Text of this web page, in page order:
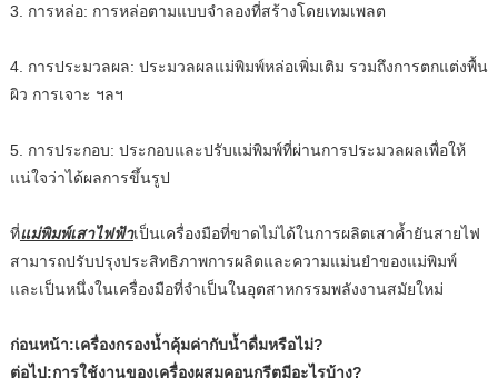
3. การหล่อ: การหล่อตามแบบจำลองที่สร้างโดยเทมเพลต
4. การประมวลผล: ประมวลผลแม่พิมพ์หล่อเพิ่มเติม รวมถึงการตกแต่งพื้น
ผิว การเจาะ ฯลฯ
5. การประกอบ: ประกอบและปรับแม่พิมพ์ที่ผ่านการประมวลผลเพื่อให้
แน่ใจว่าได้ผลการขึ้นรูป
ที่แม่พิมพ์เสาไฟฟ้าเป็นเครื่องมือที่ขาดไม่ได้ในการผลิตเสาค้ำยันสายไฟ
สามารถปรับปรุงประสิทธิภาพการผลิตและความแม่นยำของแม่พิมพ์
และเป็นหนึ่งในเครื่องมือที่จำเป็นในอุตสาหกรรมพลังงานสมัยใหม่
ก่อนหน้า:เครื่องกรองน้ำคุ้มค่ากับน้ำดื่มหรือไม่?
ต่อไป:การใช้งานของเครื่องผสมคอนกรีตมีอะไรบ้าง?